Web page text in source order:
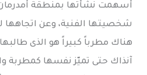
أسهمت نشأتها بمنطقة
شخصيتها الفنية، وعن اتجاهها
هناك مطرباً كبيراً هو الذى
آنذاك حتى تميّز نفسها كمطربة